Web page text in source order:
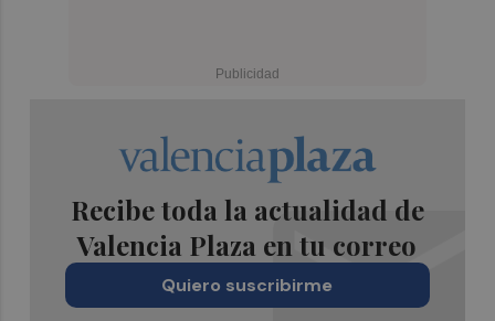
Recibe toda la actualidad de
Valencia Plaza en tu correo
Quiero suscribirme